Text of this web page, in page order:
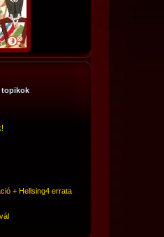
topikok
+ Hellsing4 errata